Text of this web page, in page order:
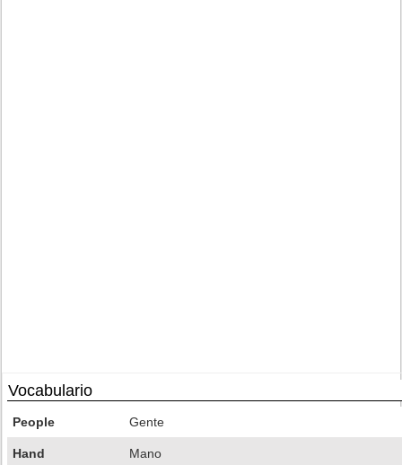
Vocabulario
People Gente
Hand Mano